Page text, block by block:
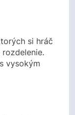
si hráč
vysokým